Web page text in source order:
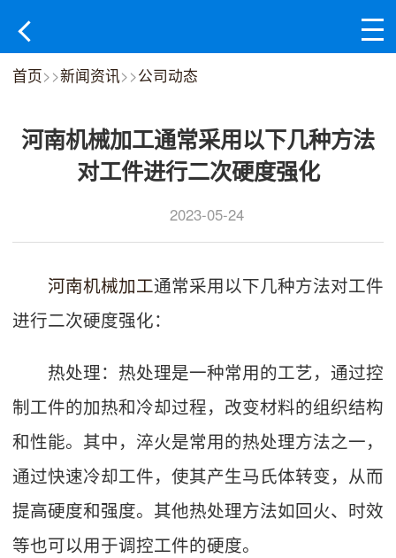
首页>>新闻资讯>>公司动态
河南机械加工通常采用以下几种方法
对工件进行二次硬度强化
2023-05-24
河南机械加工通常采用以下几种方法对工件
进行二次硬度强化：
热处理：热处理是一种常用的工艺，通过控
制工件的加热和冷却过程，改变材料的组织结构
和性能。其中，淬火是常用的热处理方法之一，
通过快速冷却工件，使其产生马氏体转变，从而
提高硬度和强度。其他热处理方法如回火、时效
等也可以用于调控工件的硬度。